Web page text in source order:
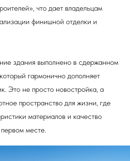
что дает владельцам
финишной отделки и
здания выполнено в сдержанном
гармонично дополняет
Это не просто новостройка, а
пространство для жизни, где
материалов и качество
месте.